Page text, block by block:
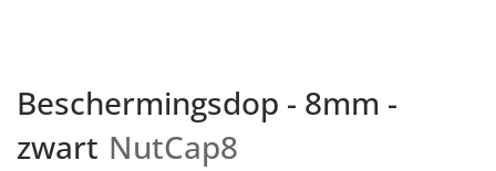
Beschermingsdop - 8mm -
zwart NutCap8